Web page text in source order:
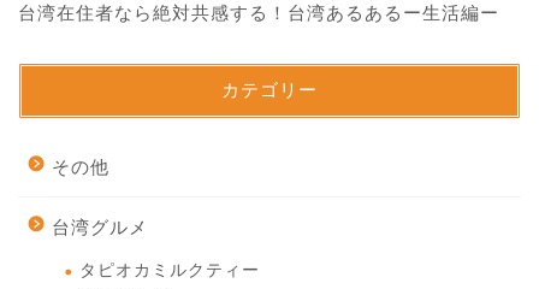
台湾在住者なら絶対共感する！台湾あるあるー生活編ー
カテゴリー
その他
台湾グルメ
タピオカミルクティー